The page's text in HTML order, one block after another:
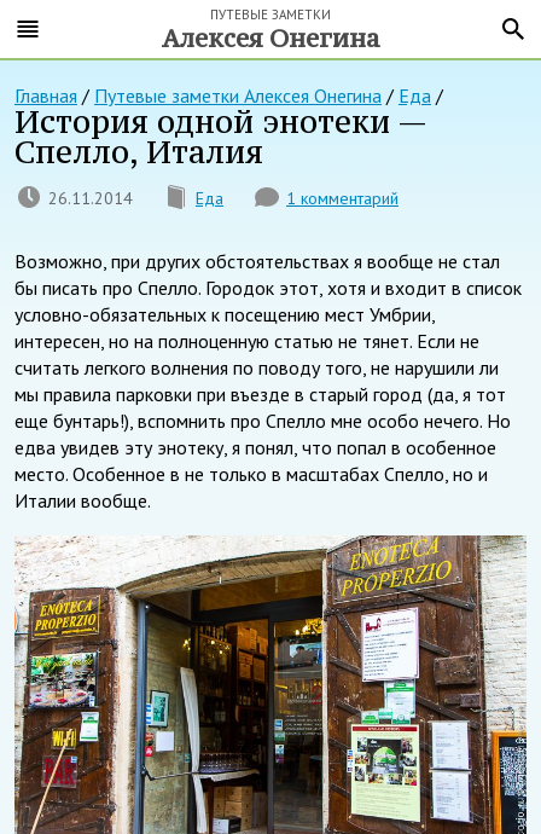
ПУТЕВЫЕ ЗАМЕТКИ
Алексея Онегина
Главная / Путевые заметки Алексея Онегина / Еда /
История одной энотеки —
Спелло, Италия
26.11.2014 Еда 1 комментарий
Возможно, при других обстоятельствах я вообще не стал
бы писать про Спелло. Городок этот, хотя и входит в список
условно-обязательных к посещению мест Умбрии,
интересен, но на полноценную статью не тянет. Если не
считать легкого волнения по поводу того, не нарушили ли
мы правила парковки при въезде в старый город (да, я тот
еще бунтарь!), вспомнить про Спелло мне особо нечего. Но
едва увидев эту энотеку, я понял, что попал в особенное
место. Особенное в не только в масштабах Спелло, но и
Италии вообще.